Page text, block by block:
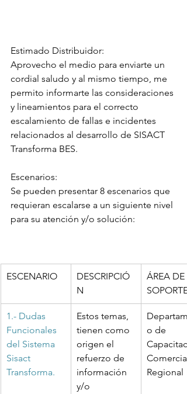
Estimado Distribuidor:
Aprovecho el medio para enviarte un
cordial saludo y al mismo tiempo, me
permito informarte las consideraciones
y lineamientos para el correcto
escalamiento de fallas e incidentes
relacionados al desarrollo de SISACT
Transforma BES.
Escenarios:
Se pueden presentar 8 escenarios que
requieran escalarse a un siguiente nivel
para su atención y/o solución:
ESCENARIO
DESCRIPCIÓ
N
ÁREA DE
SOPORTE
1.- Dudas
Funcionales
del Sistema
Sisact
Transforma.
Estos temas,
tienen como
origen el
refuerzo de
información
y/o
o de
Comercial
Regional